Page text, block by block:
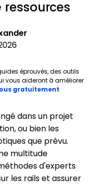
éprouvés, des outils
vous aideront à améliorer
gratuitement
dans un projet
ou bien les
que prévu.
multitude
d'experts
les rails et assurer